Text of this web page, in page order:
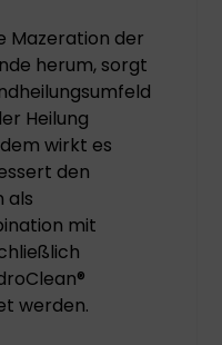
Mazeration der
herum, sorgt
Heilung
wirkt es
den
als
mit
werden.